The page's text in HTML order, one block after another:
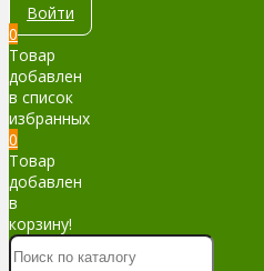
Войти
0
Товар
добавлен
в список
избранных
0
Товар
добавлен
в
корзину!